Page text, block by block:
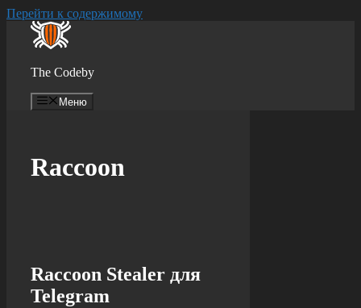
Перейти к содержимому
The Codeby
Меню
Raccoon
Raccoon Stealer для
Telegram